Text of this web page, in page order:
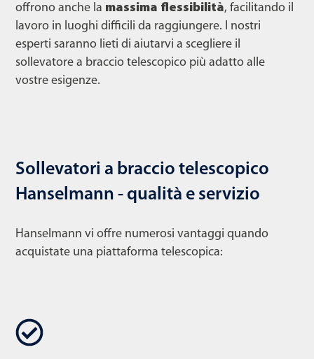
offrono anche la massima flessibilità, facilitando il
lavoro in luoghi difficili da raggiungere. I nostri
esperti saranno lieti di aiutarvi a scegliere il
sollevatore a braccio telescopico più adatto alle
vostre esigenze.
Sollevatori a braccio telescopico
Hanselmann - qualità e servizio
Hanselmann vi offre numerosi vantaggi quando
acquistate una piattaforma telescopica: